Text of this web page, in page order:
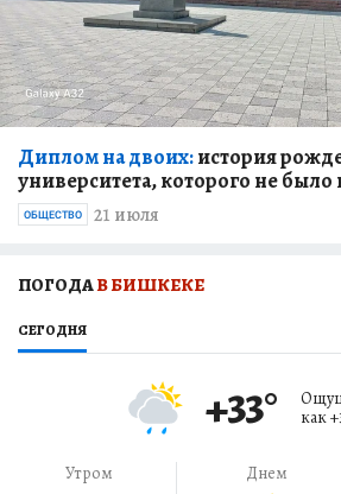
Диплом на двоих:история
университета, которого не было
21 июля
ОБЩЕСТВО
ПОГОДАВ БИШКЕКЕ
СЕГОДНЯ
+33°
как
Утром Днем